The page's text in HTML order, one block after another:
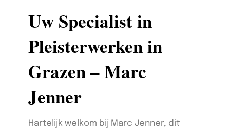
Uw Specialist in
Pleisterwerken in
Grazen – Marc
Jenner
Hartelijk welkom bij Marc Jenner, dit